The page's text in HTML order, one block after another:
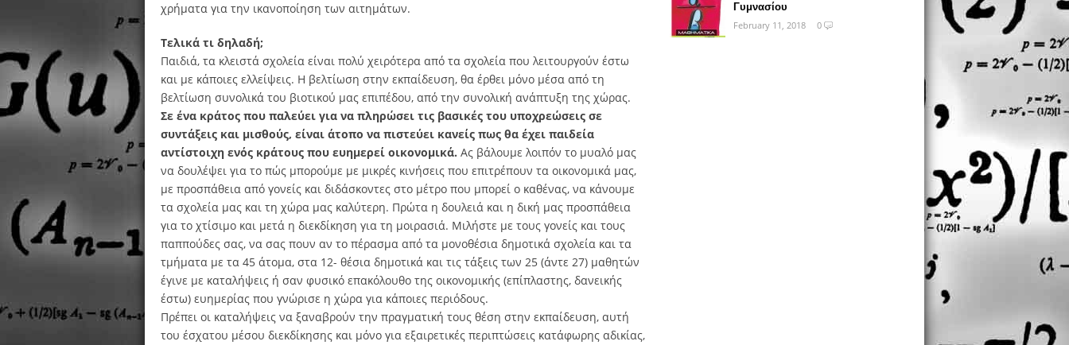
χρήματα για την ικανοποίηση των αιτημάτων.
Τελικά τι δηλαδή;
Παιδιά, τα κλειστά σχολεία είναι πολύ χειρότερα από τα σχολεία που λειτουργούν έστω
και με κάποιες ελλείψεις. Η βελτίωση στην εκπαίδευση, θα έρθει μόνο μέσα από τη
βελτίωση συνολικά του βιοτικού μας επιπέδου, από την συνολική ανάπτυξη της χώρας.
Σε ένα κράτος που παλεύει για να πληρώσει τις βασικές του υποχρεώσεις σε
συντάξεις και μισθούς, είναι άτοπο να πιστεύει κανείς πως θα έχει παιδεία
αντίστοιχη ενός κράτους που ευημερεί οικονομικά. Ας βάλουμε λοιπόν το μυαλό μας
να δουλέψει για το πώς μπορούμε με μικρές κινήσεις που επιτρέπουν τα οικονομικά μας,
με προσπάθεια από γονείς και διδάσκοντες στο μέτρο που μπορεί ο καθένας, να κάνουμε
τα σχολεία μας και τη χώρα μας καλύτερη. Πρώτα η δουλειά και η δική μας προσπάθεια
για το χτίσιμο και μετά η διεκδίκηση για τη μοιρασιά. Μιλήστε με τους γονείς και τους
παππούδες σας, να σας πουν αν το πέρασμα από τα μονοθέσια δημοτικά σχολεία και τα
τμήματα με τα 45 άτομα, στα 12- θέσια δημοτικά και τις τάξεις των 25 (άντε 27) μαθητών
έγινε με καταλήψεις ή σαν φυσικό επακόλουθο της οικονομικής (επίπλαστης, δανεικής
έστω) ευημερίας που γνώρισε η χώρα για κάποιες περιόδους.
Πρέπει οι καταλήψεις να ξαναβρούν την πραγματική τους θέση στην εκπαίδευση, αυτή
του έσχατου μέσου διεκδίκησης και μόνο για εξαιρετικές περιπτώσεις κατάφωρης αδικίας,
Γυμνασίου
February 11, 2018
0